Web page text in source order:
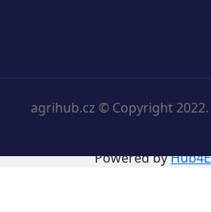
agrihub.cz © Copyright 2022.
Powered by